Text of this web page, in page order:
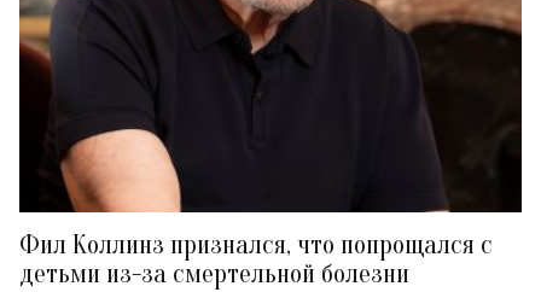
Фил Коллинз признался, что попрощался с
детьми из-за смертельной болезни